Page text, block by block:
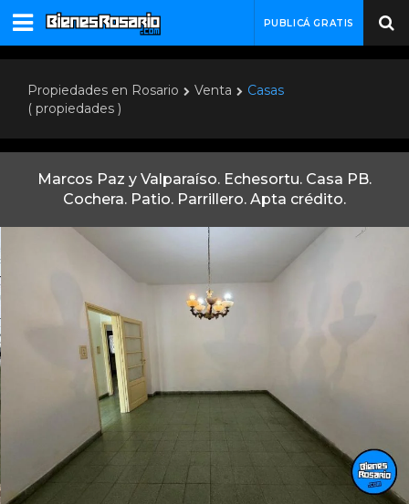
PUBLICÁ GRATIS
Propiedades en Rosario Venta
Casas
( propiedades )
Marcos Paz y Valparaíso. Echesortu. Casa PB.
Cochera. Patio. Parrillero. Apta crédito.